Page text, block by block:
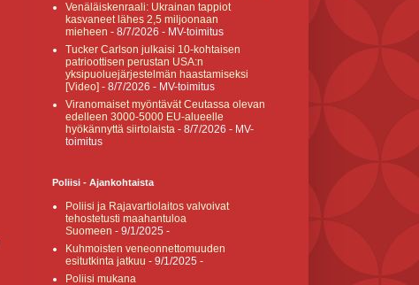
Venäläiskenraali: Ukrainan tappiot
kasvaneet lähes 2,5 miljoonaan
mieheen - 8/7/2026 - MV-toimitus
Tucker Carlson julkaisi 10-kohtaisen
patrioottisen perustan USA:n
yksipuoluejärjestelmän haastamiseksi
[Video] - 8/7/2026 - MV-toimitus
Viranomaiset myöntävät Ceutassa olevan
edelleen 3000-5000 EU-alueelle
hyökännyttä siirtolaista - 8/7/2026 - MV-
toimitus
Poliisi - Ajankohtaista
Poliisi ja Rajavartiolaitos valvoivat
tehostetusti maahantuloa
Suomeen - 9/1/2025 -
Kuhmoisten veneonnettomuuden
esitutkinta jatkuu - 9/1/2025 -
Poliisi mukana